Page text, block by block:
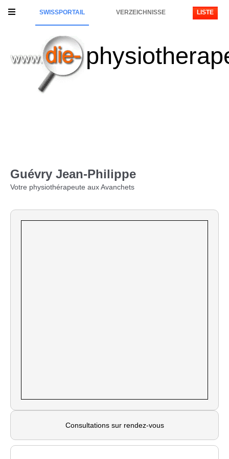
SWISSPORTAIL VERZEICHNISSE LISTE
Guévry Jean-Philippe
Votre physiothérapeute aux Avanchets
Consultations sur rendez-vous